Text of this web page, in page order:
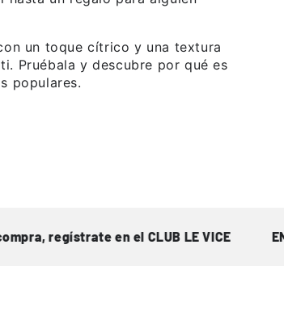
un toque cítrico y una textura
Pruébala y descubre por qué es
populares.
regístrate en el CLUB LE VICE